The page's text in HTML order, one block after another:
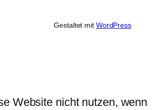
Gestaltet mit WordPress
Website nicht nutzen, wenn